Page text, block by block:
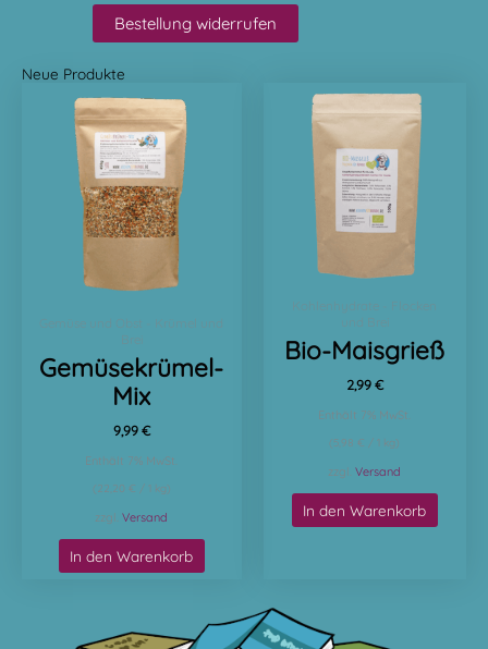
Bestellung widerrufen
Neue Produkte
Gemüse und Obst - Krümel und
Brei
Gemüsekrümel-
Mix
9,99 €
Enthält 7% MwSt.
(22,20 € / 1 kg)
zzgl.Versand
In den Warenkorb
Kohlenhydrate - Flocken
und Brei
Bio-Maisgrieß
2,99 €
Enthält 7% MwSt.
(5,98 € / 1 kg)
zzgl.Versand
In den Warenkorb